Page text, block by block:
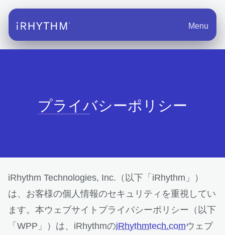
Menu
プライバシーポリシー
iRhythm Technologies, Inc.（以下「iRhythm」）
は、お客様の個人情報のセキュリティを重視してい
ます。本ウェブサイトプライバシーポリシー（以下
「WPP」）は、iRhythmのiRhythmtech.comウェブ